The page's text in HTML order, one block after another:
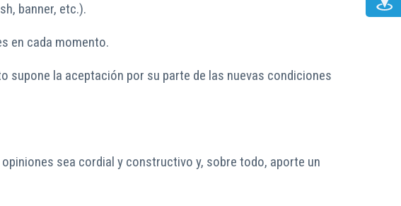
banner, etc.).
en cada momento.
la aceptación por su parte de las nuevas condiciones
sea cordial y constructivo y, sobre todo, aporte un